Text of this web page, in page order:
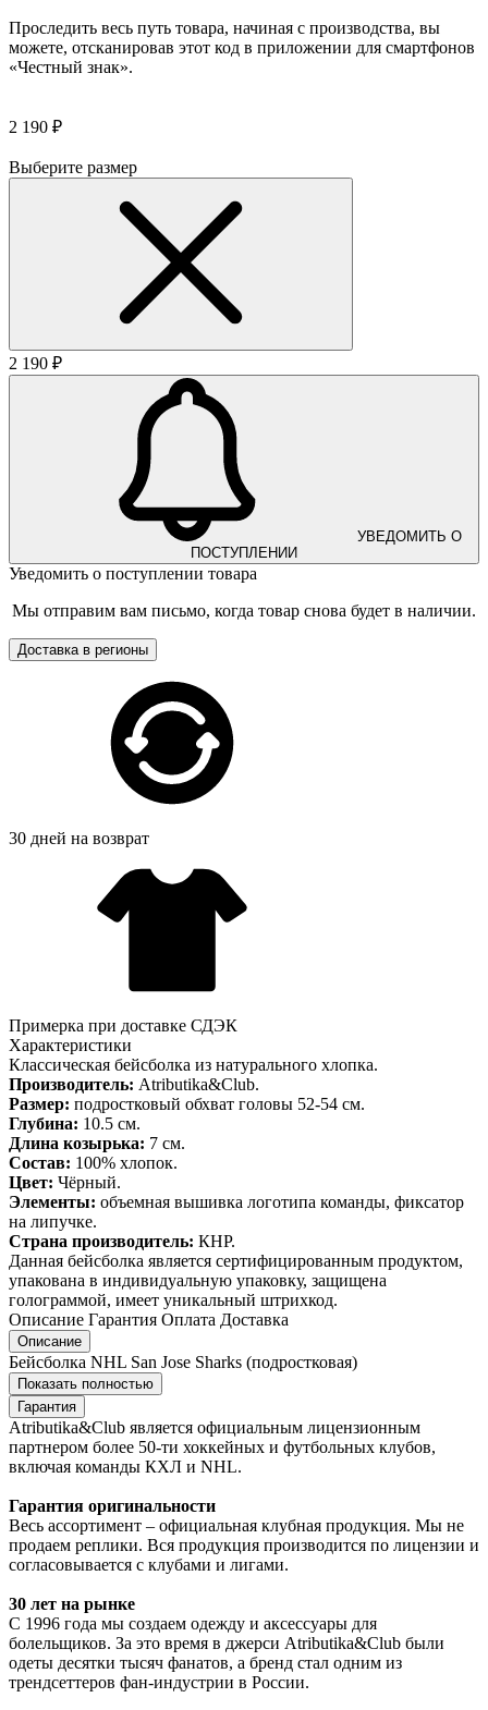
Проследить весь путь товара, начиная с производства, вы
можете, отсканировав этот код в приложении для смартфонов
«Честный знак».
2 190 ₽
Выберите размер
2 190 ₽
УВЕДОМИТЬ О
ПОСТУПЛЕНИИ
Уведомить о поступлении товара
Мы отправим вам письмо, когда товар снова будет в наличии.
Доставка в регионы
30 дней на возврат
Примерка при доставке СДЭК
Характеристики
Классическая бейсболка из натурального хлопка.
Производитель: Atributika&Club.
Размер: подростковый обхват головы 52-54 см.
Глубина: 10.5 см.
Длина козырька: 7 см.
Состав: 100% хлопок.
Цвет: Чёрный.
Элементы: объемная вышивка логотипа команды, фиксатор
на липучке.
Страна производитель: КНР.
Данная бейсболка является сертифицированным продуктом,
упакована в индивидуальную упаковку, защищена
голограммой, имеет уникальный штрихкод.
Описание Гарантия Оплата Доставка
Описание
Бейсболка NHL San Jose Sharks (подростковая)
Показать полностью
Гарантия
Atributika&Club является официальным лицензионным
партнером более 50-ти хоккейных и футбольных клубов,
включая команды КХЛ и NHL.
Гарантия оригинальности
Весь ассортимент – официальная клубная продукция. Мы не
продаем реплики. Вся продукция производится по лицензии и
согласовывается с клубами и лигами.
30 лет на рынке
С 1996 года мы создаем одежду и аксессуары для
болельщиков. За это время в джерси Atributika&Club были
одеты десятки тысяч фанатов, а бренд стал одним из
трендсеттеров фан-индустрии в России.